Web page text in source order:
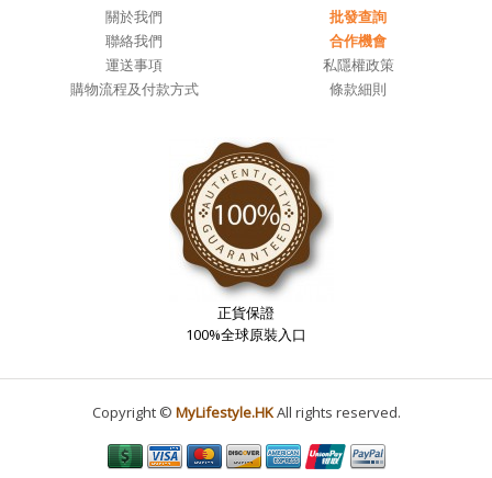
關於我們
批發查詢
聯絡我們
合作機會
運送事項
私隱權政策
購物流程及付款方式
條款細則
正貨保證
100%全球原裝入口
Copyright © MyLifestyle.HKAll rights reserved.